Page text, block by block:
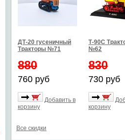
ДТ-20 гусеничный
Тракторы №71
880
760 руб
Добавить в
корзину
Т-90С
№62
830
730 руб
корзину
Все скидки